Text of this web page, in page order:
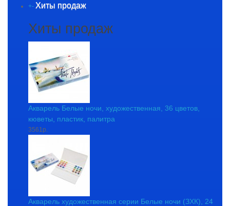
+- Хиты продаж
Хиты продаж
Акварель Белые ночи, художественная, 36 цветов,
кюветы, пластик, палитра
3561р.
Акварель художественная серии Белые ночи (ЗХК), 24